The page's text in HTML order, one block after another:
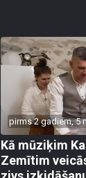
pirms 2 gadiem, 5
Kā mūziķim
Zemītim